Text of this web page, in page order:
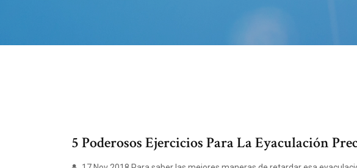
5 Poderosos Ejercicios Para La Eyaculación